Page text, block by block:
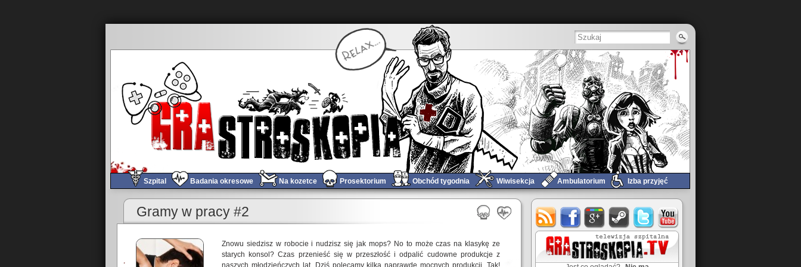
Szpital Badania okresowe Na kozetce Prosektorium Obchód tygodnia Wiwisekcja Ambulatorium Izba przyjęć
Gramy w pracy #2
Znowu siedzisz w robocie i nudzisz się jak mops? No to może czas na klasykę ze
starych konsol? Czas przenieść się w przeszłość i odpalić cudowne produkcje z
naszych młodzieńczych lat. Dziś polecamy kilka naprawdę mocnych produkcji. Tak!